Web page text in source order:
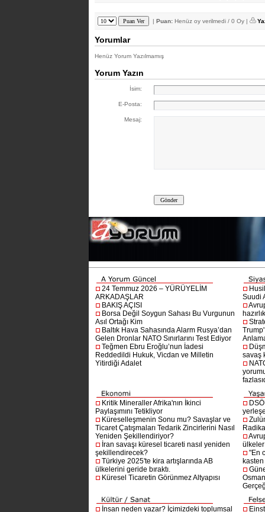
| Puan: Henüz oy verilmedi / 0 Oy |
Yorumlar
Henüz Yorum Yazılmamış
Yorum Yazın
İsim:
E-Posta:
Mesaj:
24 Temmuz 2026 – YÜRÜYELİM
ARKADAŞLAR
BAKIŞ AÇISI
Borsa Değil Soygun Sahası Bu Vurgunun
Asıl Ortağı Kim
Baltık Hava Sahasında Alarm Rusya’dan
Gelen Dronlar NATO Sınırlarını Test Ediyor
Teğmen Ebru Eroğlu’nun İadesi
Reddedildi Hukuk, Vicdan ve Milletin
Yitirdiği Adalet
Suudi
savaş
Kritik Mineraller Afrika'nın İkinci
Paylaşımını Tetikliyor
Küreselleşmenin Sonu mu? Savaşlar ve
Ticaret Çatışmaları Tedarik Zincirlerini Nasıl
Yeniden Şekillendiriyor?
İran savaşı küresel ticareti nasıl yeniden
şekillendirecek?
Türkiye 2025'te kira artışlarında AB
ülkelerini geride bıraktı.
Küresel Ticaretin Görünmez Altyapısı
"En
İnsan neden yazar? İçimizdeki toplumsal